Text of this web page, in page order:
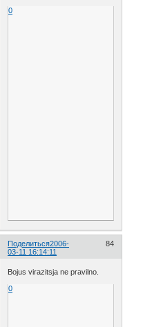
0
Поделиться 84
2006-
03-11 16:14:11
Bojus virazitsja ne pravilno.
0